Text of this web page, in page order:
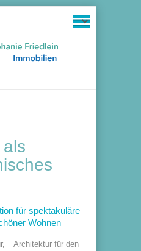
für spektakuläre
Wohnen
,
Architektur für den